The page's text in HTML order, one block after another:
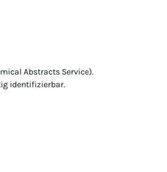
Abstracts Service).
identifizierbar.